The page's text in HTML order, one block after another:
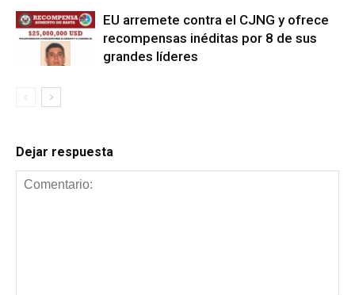
EU arremete contra el CJNG y ofrece
recompensas inéditas por 8 de sus
grandes líderes
Dejar respuesta